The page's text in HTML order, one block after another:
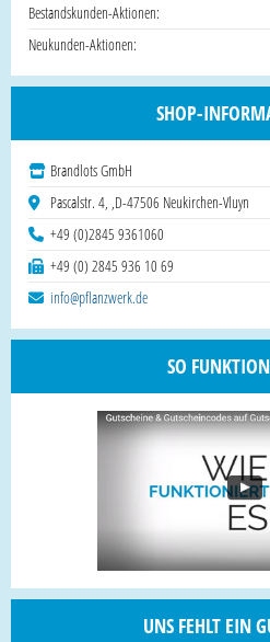
Bestandskunden-Aktionen:
Neukunden-Aktionen:
SHOP-
Brandlots GmbH
Pascalstr. 4, ,D-47506 Neukirchen-Vluyn
+49 (0)2845 9361060
+49 (0) 2845 936 10 69
info@pflanzwerk.de
SO
UNS FEHLT EIN